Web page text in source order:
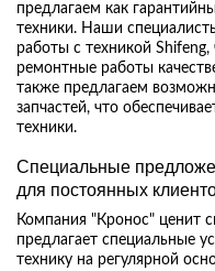
предлагаем как
техники. Наши
работы с техникой
ремонтные работы
также предлагаем
запчастей, что
техники.
Специальные
для постоянных
Компания "Кронос" ценит
предлагает специальные
технику на регулярной